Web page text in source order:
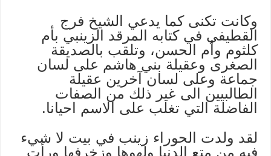
وكانت تكنى كما يدعي الشيخ فرج
القطيفي في كتابه المرقد الزينبي بأم
كلثوم وأم الحسن، وتلقب بالصديقة
الصغرى وعقيلة بني هاشم على لسان
جماعة وعلى لسان آخرين عقيلة
الطالبيين الى غير ذلك من الصفات
الفاضلة التي تغلب على الاسم احيانا.
لقد ولدت الحوراء زينب في بيت لا شيء
فيه من متع الدنيا ولهوها وزخرفها ورأت